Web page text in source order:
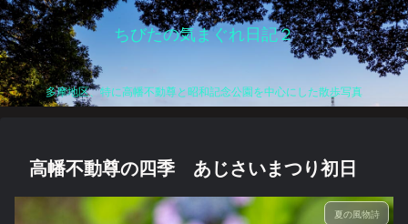
ちびたの気まぐれ日記２
多摩地区、特に高幡不動尊と昭和記念公園を中心にした散歩写真
高幡不動尊の四季 あじさいまつり初日
夏の風物詩